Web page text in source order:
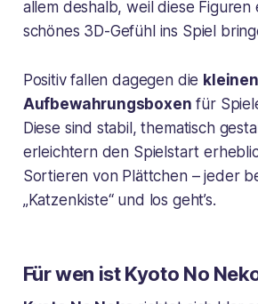
allem deshalb, weil diese Figuren
schönes 3D-Gefühl ins Spiel
Positiv fallen dagegen die kleinen
Aufbewahrungsboxen für
Diese sind stabil, thematisch
erleichtern den Spielstart
Sortieren von Plättchen – jeder
„Katzenkiste“ und los geht’s.
Für wen ist Kyoto No